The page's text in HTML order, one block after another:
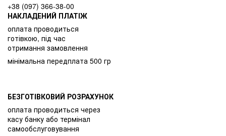
+38 (097) 366-38-00
НАКЛАДЕНИЙ ПЛАТІЖ
оплата проводиться
готівкою, під час
отримання замовлення
мінімальна передплата 500 гр
БЕЗГОТІВКОВИЙ РОЗРАХУНОК
оплата проводиться через
касу банку або термінал
самообслуговування